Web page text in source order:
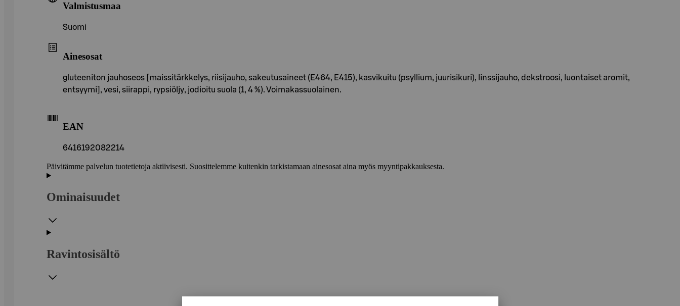
Valmistusmaa
Suomi
Ainesosat
gluteeniton jauhoseos [maissitärkkelys, riisijauho, sakeutusaineet (E464, E415), kasvikuitu (psyllium, juurisikuri), linssijauho, dekstroosi, luontaiset aromit,
entsyymi], vesi, siirappi, rypsiöljy, jodioitu suola (1, 4 %). Voimakassuolainen.
EAN
6416192082214
Päivitämme palvelun tuotetietoja aktiivisesti. Suosittelemme kuitenkin tarkistamaan ainesosat aina myös myyntipakkauksesta.
Ominaisuudet
Ravintosisältö